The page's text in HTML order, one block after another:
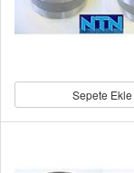
Sepete Ekle